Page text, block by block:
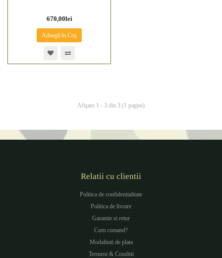
670,00lei
Adaugă în Coş
Afişare 1 - 3 din 3 (1 pagini)
Relatii cu clientii
Politica de confidentialitate
Politica de livrare
Garantie si retur
Cum comand?
Modalitati de plata
Termeni & Conditii